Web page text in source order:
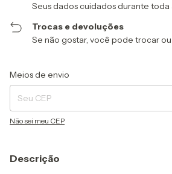
Seus dados cuidados durante toda
Trocas e devoluções
Se não gostar, você pode trocar
Entregas para o CEP:
Meios de envio
Não sei meu CEP
Descrição